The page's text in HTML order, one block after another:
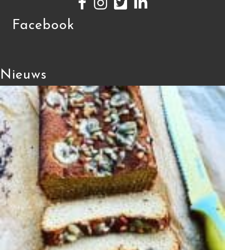
Facebook
Nieuws